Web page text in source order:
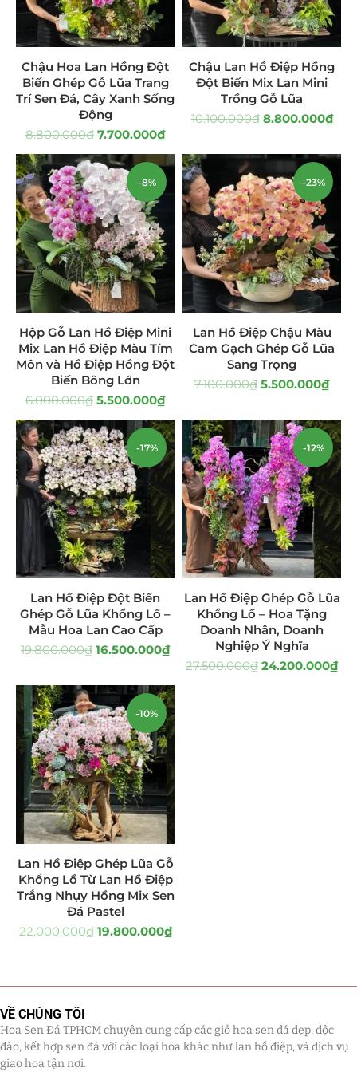
Giá Sỉ Đại Lý (145)
Cây Sen Đá Giá Sỉ
Chậu Sen Đá Mini
Hồ Điệp và Hoa Sen đá
Lan Hồ Điệp Truyền Thống
Lũa Hồ Điệp Sen Đá
Tiểu Cảnh Lan Sen Đá
Hoa Ngày Lễ 8/3
Hoa Tặng 14/2 (16)
Hoa Tặng 20/10
Quà Tặng (507)
Quà Noel - Quà Giáng Sinh (41)
Quà Tặng Khách Hàng (390)
Quà Tặng Sếp (320)
Quà Tết (278)
Quà Tặng 20 11 (77)
Sen Đá DECOR (397)
Bình Hoa Sen Đá
(32)
Hoa Cưới Sen Đá
Hoa Khai Trương Sen Đá
Hoa Sinh Nhật Sen Đá
Lẵng Hoa Sen Đá
Tranh Sen Đá 3D
Chậu Hoa Lan Hồng Đột
Biến Ghép Gỗ Lũa Trang
Trí Sen Đá, Cây Xanh Sống
Động
8.800.000₫ 7.700.000₫
Chậu Lan Hồ Điệp Hồng
Đột Biến Mix Lan Mini
Trồng Gỗ Lũa
10.100.000₫ 8.800.000₫
-8%
Hộp Gỗ Lan Hồ Điệp Mini
Mix Lan Hồ Điệp Màu Tím
Môn và Hồ Điệp Hồng Đột
Biến Bông Lớn
6.000.000₫ 5.500.000₫
-23%
Lan Hồ Điệp Chậu Màu
Cam Gạch Ghép Gỗ Lũa
Sang Trọng
7.100.000₫ 5.500.000₫
-17%
Lan Hồ Điệp Đột Biến
Ghép Gỗ Lũa Khổng Lồ –
Mẫu Hoa Lan Cao Cấp
19.800.000₫ 16.500.000₫
-12%
Lan Hồ Điệp Ghép Gỗ Lũa
Khổng Lồ – Hoa Tặng
Doanh Nhân, Doanh
Nghiệp Ý Nghĩa
27.500.000₫ 24.200.000₫
-10%
Lan Hồ Điệp Ghép Lũa Gỗ
Khổng Lồ Từ Lan Hồ Điệp
Trắng Nhụy Hồng Mix Sen
Đá Pastel
22.000.000₫ 19.800.000₫
VỀ CHÚNG TÔI
Hoa Sen Đá TPHCM chuyên cung cấp các giỏ hoa sen đá đẹp, độc
đáo, kết hợp sen đá với các loại hoa khác như lan hồ điệp, và dịch vụ
giao hoa tận nơi.